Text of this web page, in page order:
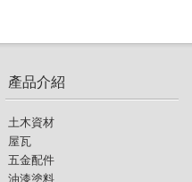
產品介紹
土木資材
屋瓦
五金配件
油漆塗料